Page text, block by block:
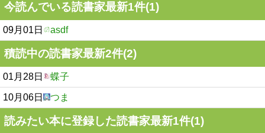
今読んでいる読書家最新1件(1)
09月01日 asdf
積読中の読書家最新2件(2)
01月28日 蝶子
10月06日 つま
読みたい本に登録した読書家最新1件(1)